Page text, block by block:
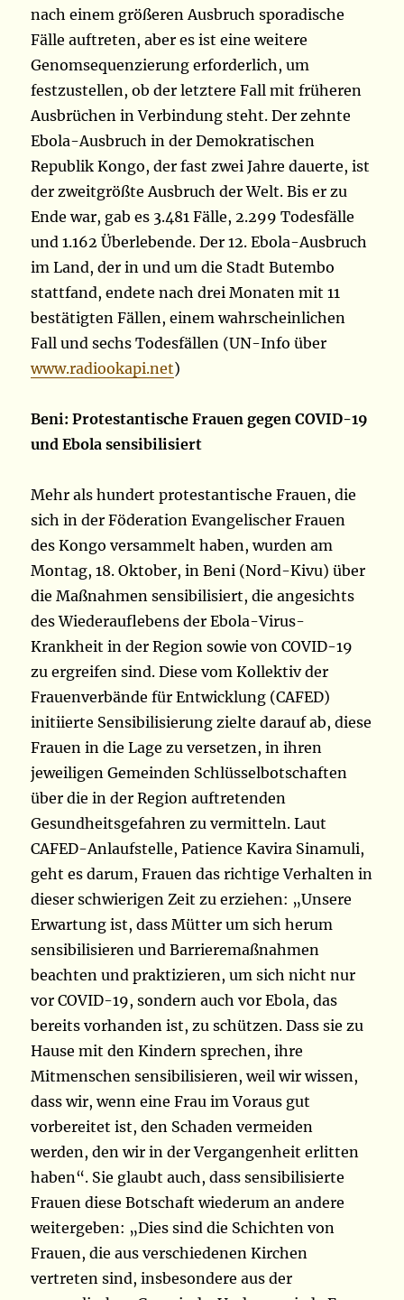
nach einem größeren Ausbruch sporadische
Fälle auftreten, aber es ist eine weitere
Genomsequenzierung erforderlich, um
festzustellen, ob der letztere Fall mit früheren
Ausbrüchen in Verbindung steht. Der zehnte
Ebola-Ausbruch in der Demokratischen
Republik Kongo, der fast zwei Jahre dauerte, ist
der zweitgrößte Ausbruch der Welt. Bis er zu
Ende war, gab es 3.481 Fälle, 2.299 Todesfälle
und 1.162 Überlebende. Der 12. Ebola-Ausbruch
im Land, der in und um die Stadt Butembo
stattfand, endete nach drei Monaten mit 11
bestätigten Fällen, einem wahrscheinlichen
Fall und sechs Todesfällen (UN-Info über
www.radiookapi.net)
Beni: Protestantische Frauen gegen COVID-19
und Ebola sensibilisiert
Mehr als hundert protestantische Frauen, die
sich in der Föderation Evangelischer Frauen
des Kongo versammelt haben, wurden am
Montag, 18. Oktober, in Beni (Nord-Kivu) über
die Maßnahmen sensibilisiert, die angesichts
des Wiederauflebens der Ebola-Virus-
Krankheit in der Region sowie von COVID-19
zu ergreifen sind. Diese vom Kollektiv der
Frauenverbände für Entwicklung (CAFED)
initiierte Sensibilisierung zielte darauf ab, diese
Frauen in die Lage zu versetzen, in ihren
jeweiligen Gemeinden Schlüsselbotschaften
über die in der Region auftretenden
Gesundheitsgefahren zu vermitteln. Laut
CAFED-Anlaufstelle, Patience Kavira Sinamuli,
geht es darum, Frauen das richtige Verhalten in
dieser schwierigen Zeit zu erziehen: „Unsere
Erwartung ist, dass Mütter um sich herum
sensibilisieren und Barrieremaßnahmen
beachten und praktizieren, um sich nicht nur
vor COVID-19, sondern auch vor Ebola, das
bereits vorhanden ist, zu schützen. Dass sie zu
Hause mit den Kindern sprechen,ihre
Mitmenschen sensibilisieren, weil wir wissen,
dass wir, wenn eine Frau im Voraus gut
vorbereitet ist, den Schaden vermeiden
werden, den wir in der Vergangenheit erlitten
haben“. Sie glaubt auch, dass sensibilisierte
Frauen diese Botschaft wiederum an andere
weitergeben: „Dies sind die Schichten von
Frauen, die aus verschiedenen Kirchen
vertreten sind, insbesondere aus der